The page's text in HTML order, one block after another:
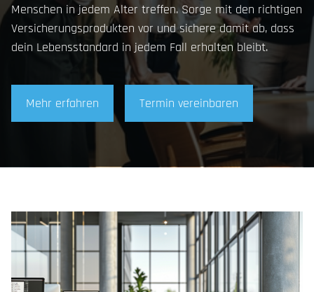
Menschen in jedem Alter treffen. Sorge mit den richtigen
Versicherungsprodukten vor und sichere damit ab, dass
dein Lebensstandard in jedem Fall erhalten bleibt.
Mehr erfahren Termin vereinbaren